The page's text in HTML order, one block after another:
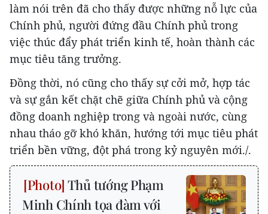
làm nói trên đã cho thấy được những nỗ lực của
Chính phủ, người đứng đầu Chính phủ trong
việc thúc đẩy phát triển kinh tế, hoàn thành các
mục tiêu tăng trưởng.
Đồng thời, nó cũng cho thấy sự cởi mở, hợp tác
và sự gắn kết chặt chẽ giữa Chính phủ và cộng
đồng doanh nghiệp trong và ngoài nước, cùng
nhau tháo gỡ khó khăn, hướng tới mục tiêu phát
triển bền vững, đột phá trong kỷ nguyên mới./.
Thủ tướng Phạm
Minh Chính tọa đàm với